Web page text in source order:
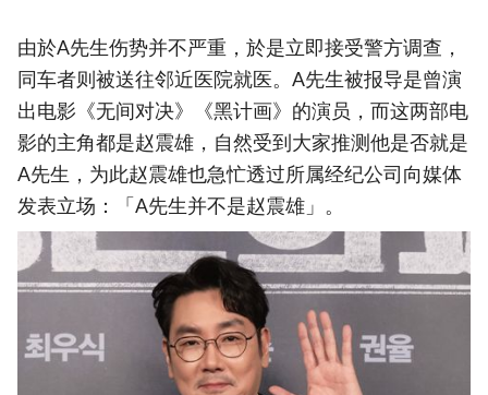
由於A先生伤势并不严重，於是立即接受警方调查，
同车者则被送往邻近医院就医。A先生被报导是曾演
出电影《无间对决》《黑计画》的演员，而这两部电
影的主角都是赵震雄，自然受到大家推测他是否就是
A先生，为此赵震雄也急忙透过所属经纪公司向媒体
发表立场：「A先生并不是赵震雄」。